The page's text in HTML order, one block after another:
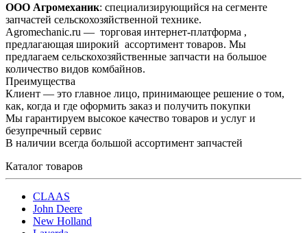
ООО Агромеханик: специализирующийся на сегменте
запчастей сельскохозяйственной технике.
Agromechanic.ru — торговая интернет-платформа ,
предлагающая широкий ассортимент товаров. Мы
предлагаем сельскохозяйственные запчасти на большое
количество видов комбайнов.
Преимущества
Клиент — это главное лицо, принимающее решение о том,
как, когда и где оформить заказ и получить покупки
Мы гарантируем высокое качество товаров и услуг и
безупречный сервис
В наличии всегда большой ассортимент запчастей
Каталог товаров
CLAAS
John Deere
New Holland